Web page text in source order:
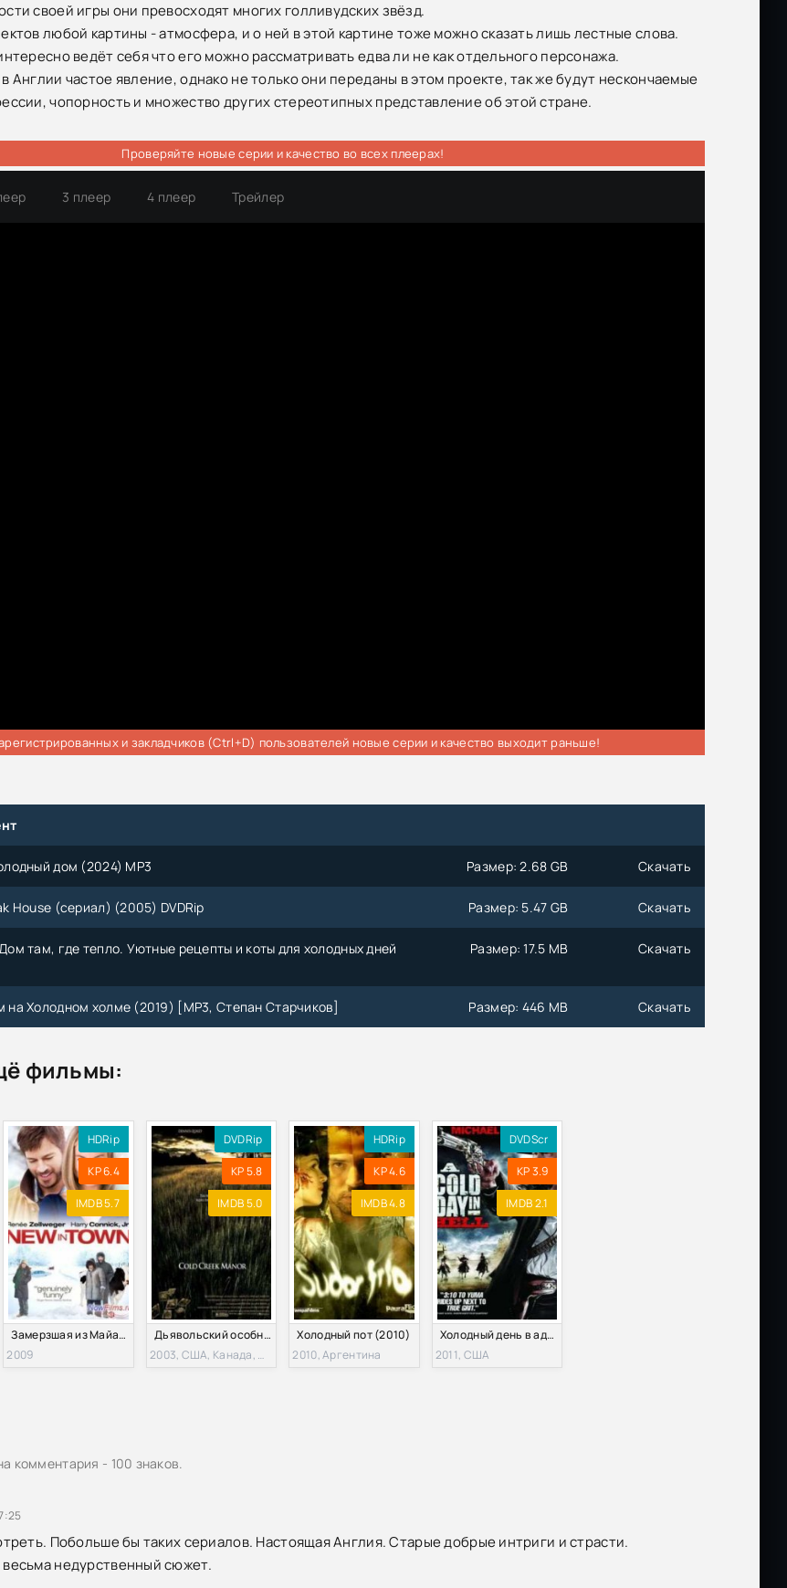
своей игры они превосходят многих голливудских звёзд.
любой картины - атмосфера, и о ней в этой картине тоже можно сказать лишь лестные слова.
ведёт себя что его можно рассматривать едва ли не как отдельного персонажа.
Англии частое явление, однако не только они переданы в этом проекте, так же будут нескончаемые
чопорность и множество других стереотипных представление об этой стране.
Проверяйте новые серии и качество во всех плеерах!
3 плеер 4 плеер Трейлер
и закладчиков (Ctrl+D) пользователей новые серии и качество выходит раньше!
дом (2024) MP3 Размер: 2.68 GB Скачать
House (сериал) (2005) DVDRip Размер: 5.47 GB Скачать
там, где тепло. Уютные рецепты и коты для холодных дней
Размер: 17.5 MB Скачать
Холодном холме (2019) [MP3, Степан Старчиков] Размер: 446 MB Скачать
фильмы:
HDRip
KP 6.4
IMDB 5.7
Замерзшая из Майами (2009)
2009
DVDRip
KP 5.8
IMDB 5.0
Дьявольский особняк / Поместье Холодный ручей (2003)
2003, США, Канада, Великобритания
HDRip
KP 4.6
IMDB 4.8
Холодный пот (2010)
2010, Аргентина
DVDScr
KP 3.9
IMDB 2.1
Холодный день в аду (2011)
2011, США
комментария - 100 знаков.
Побольше бы таких сериалов. Настоящая Англия. Старые добрые интриги и страсти.
недурственный сюжет.